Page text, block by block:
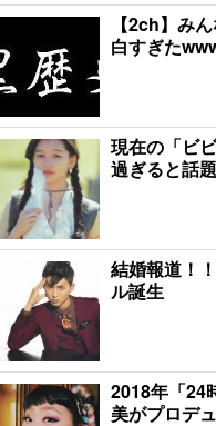
【2ch】み
白すぎた
現在の「ビ
過ぎると話題
結婚報道！
ル誕生
2018年「24
美がプロデ